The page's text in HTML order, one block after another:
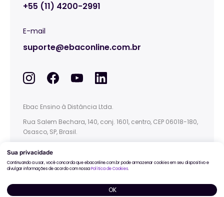
+55 (11) 4200-2991
E-mail
suporte@ebaconline.com.br
Ebac Ensino à Distância Ltda.
Rua Salem Bechara, 140, conj. 1601, centro, CEP 06018-180,
Osasco, SP, Brasil.
Google Privacy PolicyandTerms of Serviceapply.